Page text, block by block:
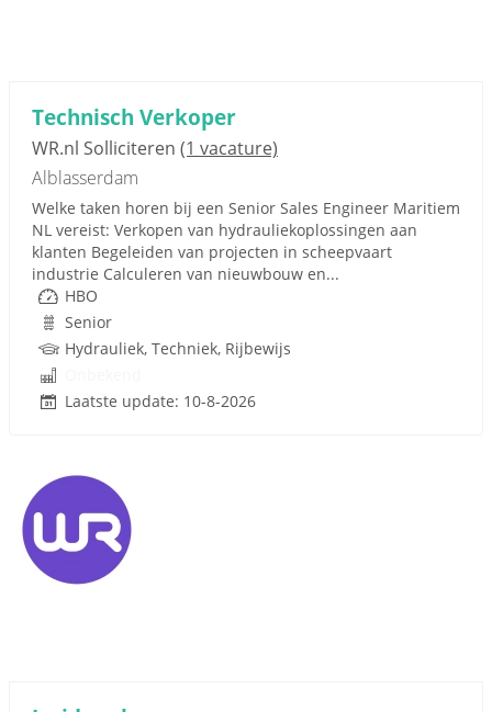
Technisch Verkoper
WR.nl Solliciteren (1 vacature)
Alblasserdam
Welke taken horen bij een Senior Sales Engineer Maritiem
NL vereist: Verkopen van hydrauliekoplossingen aan
klanten Begeleiden van projecten in scheepvaart
industrie Calculeren van nieuwbouw en...
HBO
Senior
Hydrauliek, Techniek, Rijbewijs
Laatste update: 10-8-2026